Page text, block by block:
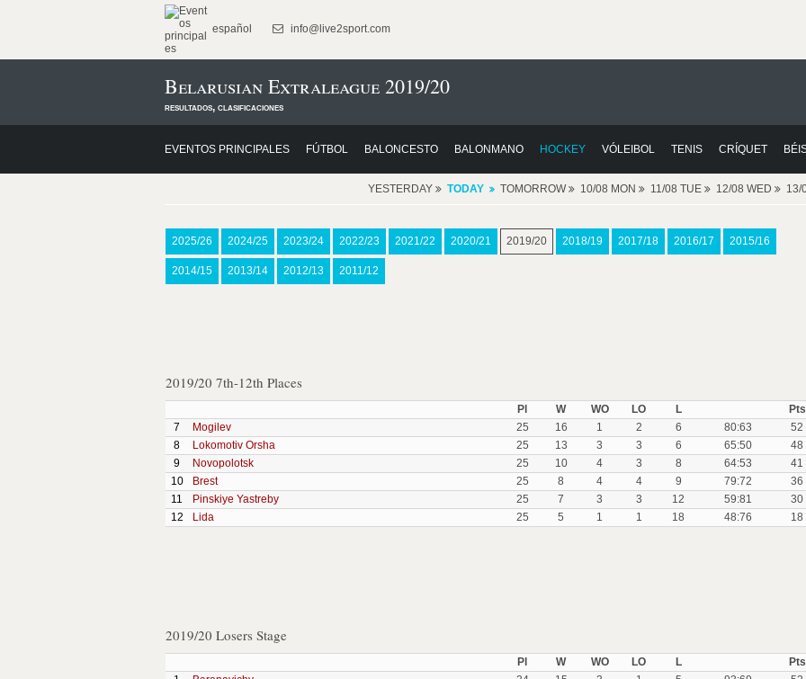
español info@live2sport.com
Belarusian Extraleague 2019/20
resultados, clasificaciones
EVENTOS PRINCIPALES FÚTBOL BALONCESTO BALONMANO HOCKEY VÓLEIBOL TENIS CRÍQUET
YESTERDAY TODAY TOMORROW 10/08 MON 11/08 TUE 12/08 WED 13/
2025/26 2024/25 2023/24 2022/23 2021/22 2020/21 2019/20 2018/19 2017/18 2016/17 2015/16
2014/15 2013/14 2012/13 2011/12
2019/20 7th-12th Places
Pl W WO LO L
Pts
7
Mogilev 25 16 1 2 6 80:63
52
8
Lokomotiv Orsha 25 13 3 3 6 65:50
48
9
Novopolotsk 25 10 4 3 8 64:53
41
10
Brest 25 8 4 4 9 79:72
36
11
Pinskiye Yastreby 25 7 3 3 12 59:81
30
12
Lida 25 5 1 1 18 48:76 18
2019/20 Losers Stage
Pl W WO LO L
Pts